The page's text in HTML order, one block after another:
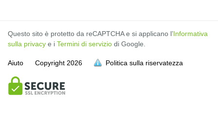
Questo sito è protetto da reCAPTCHA e si applicano l’Informativa
sulla privacy e i Termini di servizio di Google.
Aiuto Copyright 2026 Politica sulla riservatezza